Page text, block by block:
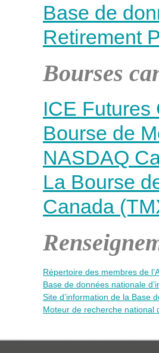
Base de
Retirement
Bourses
ICE Futures
Bourse de
NASDAQ
La Bourse
Canada
Répertoire des membres de
Base de données nationale
Site d’information de la Base
Moteur de recherche national